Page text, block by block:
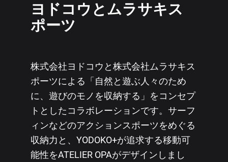
ヨドコウとムラサキス
ポーツ
株式会社ヨドコウと株式会社ムラサキス
ポーツによる「自然と遊ぶ人々のため
に、遊びのモノを収納する」をコンセプ
トとしたコラボレーションです。サーフ
ィンなどのアクションスポーツをめぐる
収納力と、YODOKO+が追求する移動可
能性をATELIER OPAがデザインしまし